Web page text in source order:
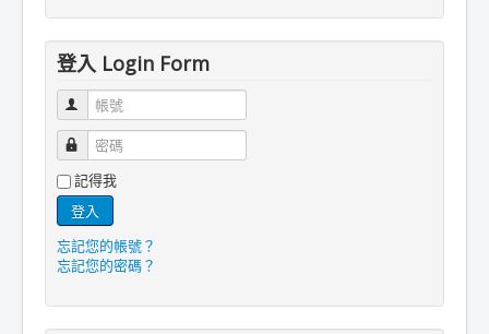
登入 Login Form
帳號
密碼
記得我
登入
忘記您的帳號？
忘記您的密碼？